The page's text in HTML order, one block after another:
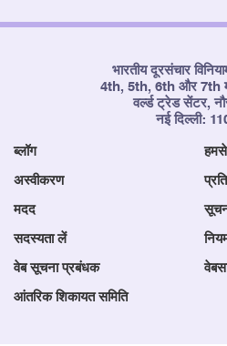
भारतीय दूरसंचार
4th, 5th, 6th और 7th
वर्ल्ड ट्रेड सेंटर,
नई दिल्ली:
ब्लॉग
अस्वीकरण
मदद
सदस्यता लें
वेब सूचना प्रबंधक
आंतरिक शिकायत समिति